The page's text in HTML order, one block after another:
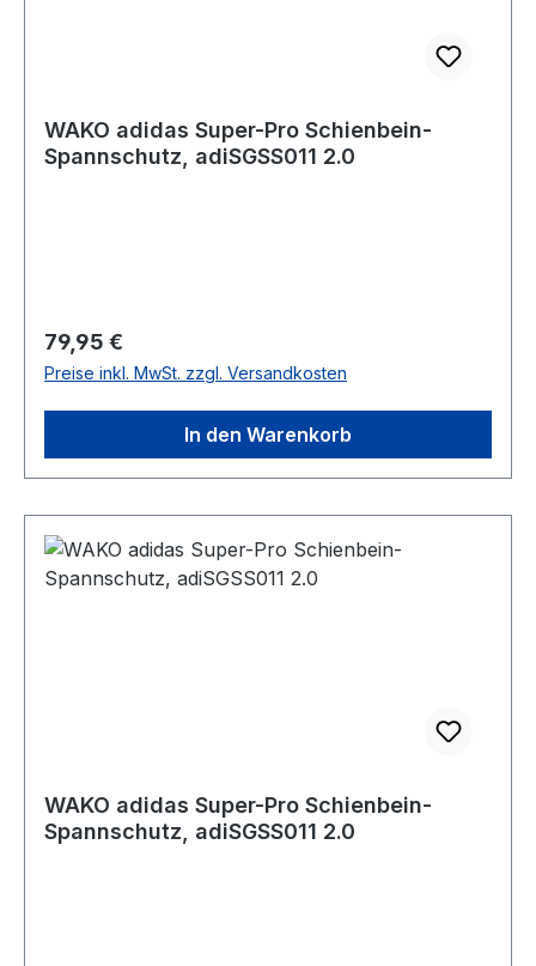
WAKO adidas Super-Pro Schienbein-
Spannschutz, adiSGSS011 2.0
Regulärer Preis:
79,95 €
Preise inkl. MwSt. zzgl. Versandkosten
In den Warenkorb
WAKO adidas Super-Pro Schienbein-
Spannschutz, adiSGSS011 2.0